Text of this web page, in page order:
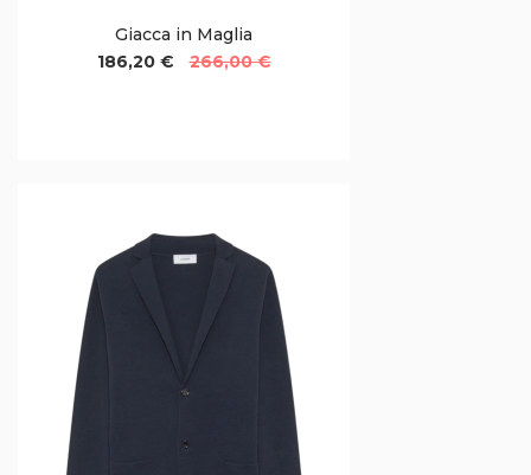
Giacca in Maglia
186,20 €
266,00 €